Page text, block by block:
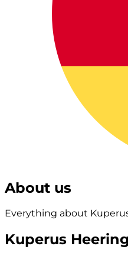
About us
Everything about
Kuperus